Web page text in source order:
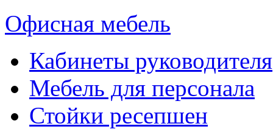
Офисная мебель
Кабинеты руководителя
Мебель для персонала
Стойки ресепшен